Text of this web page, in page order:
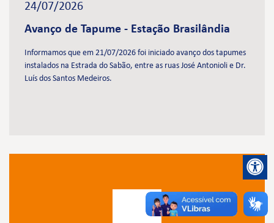
24/07/2026
Avanço de Tapume - Estação Brasilândia
Informamos que em 21/07/2026 foi iniciado avanço dos tapumes
instalados na Estrada do Sabão, entre as ruas José Antonioli e Dr.
Luís dos Santos Medeiros.